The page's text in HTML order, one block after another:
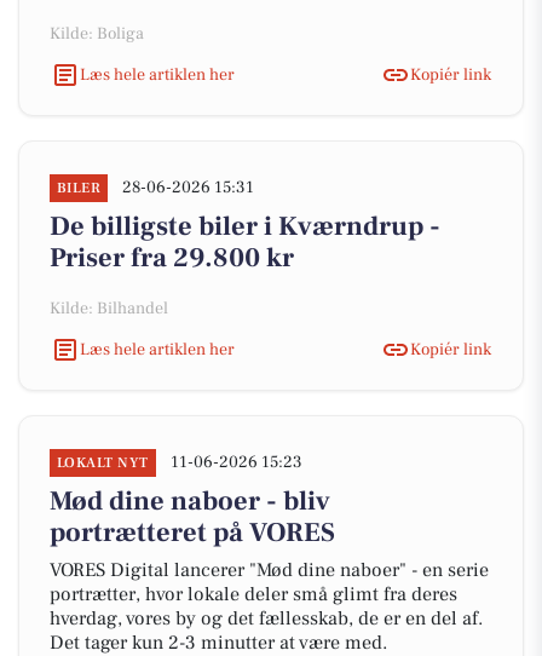
Kilde: Boliga
Læs hele artiklen her
Kopiér link
BILER 28-06-2026 15:31
De billigste biler i Kværndrup -
Priser fra 29.800 kr
Kilde: Bilhandel
Læs hele artiklen her
Kopiér link
LOKALT NYT 11-06-2026 15:23
Mød dine naboer - bliv
portrætteret på VORES
VORES Digital lancerer "Mød dine naboer" - en serie
portrætter, hvor lokale deler små glimt fra deres
hverdag, vores by og det fællesskab, de er en del af.
Det tager kun 2-3 minutter at være med.